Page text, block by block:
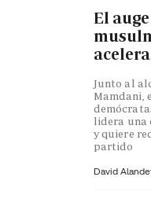
El
Junto al
Mamdani,
lidera una
y quiere
partido
David